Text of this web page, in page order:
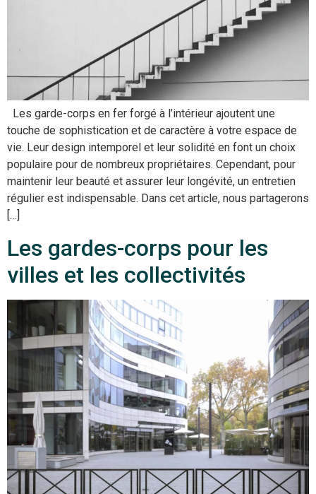
Les garde-corps en fer forgé à l’intérieur ajoutent une
touche de sophistication et de caractère à votre espace de
vie. Leur design intemporel et leur solidité en font un choix
populaire pour de nombreux propriétaires. Cependant, pour
maintenir leur beauté et assurer leur longévité, un entretien
régulier est indispensable. Dans cet article, nous partagerons
[…]
Les gardes-corps pour les
villes et les collectivités